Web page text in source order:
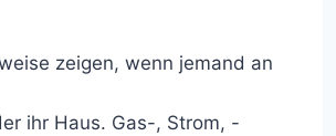
zeigen, wenn jemand an
ihr Haus. Gas-, Strom, -